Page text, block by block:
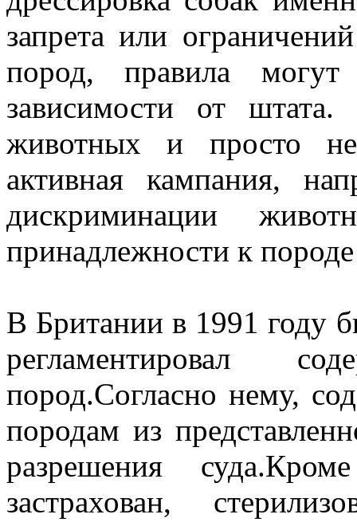
запрета или
пород, правила могут
зависимости от
животных и просто
активная кампания,
дискриминации
принадлежности к
В Британии в 1991 году
регламентировал
пород.Согласно нему,
породам из
разрешения
застрахован,